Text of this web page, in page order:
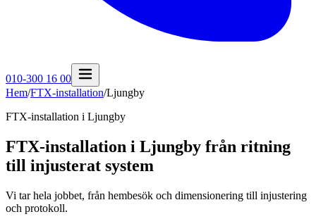
010-300 16 00
Hem/FTX-installation/Ljungby
FTX-installation i Ljungby
FTX-installation i Ljungby från ritning
till injusterat system
Vi tar hela jobbet, från hembesök och dimensionering till injustering
och protokoll.